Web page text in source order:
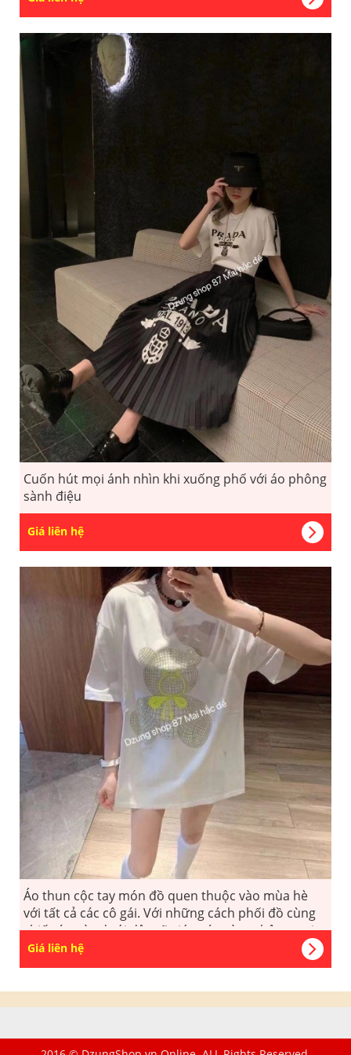
Cuốn hút mọi ánh nhìn khi xuống phố với áo phông
sành điệu
Giá liên hệ
Áo thun cộc tay món đồ quen thuộc vào mùa hè
với tất cả các cô gái. Với những cách phối đồ cùng
chiếc áo này dưới đây sẽ giúp các nàng thêm tự tin,
năng động đón hè.
Giá liên hệ